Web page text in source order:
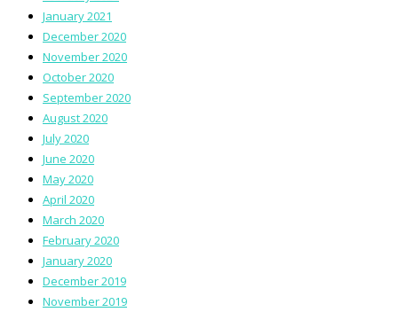
January 2021
December 2020
November 2020
October 2020
September 2020
August 2020
July 2020
June 2020
May 2020
April 2020
March 2020
February 2020
January 2020
December 2019
November 2019